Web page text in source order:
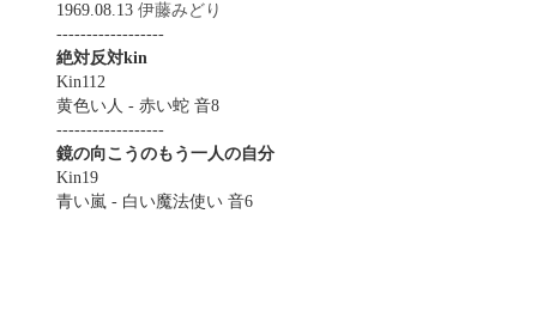
1969.08.13 伊藤みどり
------------------
絶対反対kin
Kin112
黄色い人 - 赤い蛇 音8
------------------
鏡の向こうのもう一人の自分
Kin19
青い嵐 - 白い魔法使い 音6